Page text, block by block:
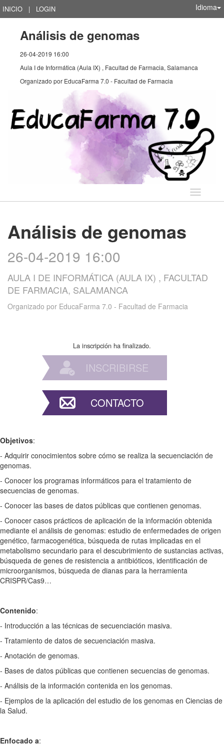
INICIO | LOGIN Idioma
Análisis de genomas
26-04-2019 16:00
Aula I de Informática (Aula IX) , Facultad de Farmacia, Salamanca
Organizado por EducaFarma 7.0 - Facultad de Farmacia
Idioma
Análisis de genomas
26-04-2019 16:00
AULA I DE INFORMÁTICA (AULA IX) , FACULTAD
DE FARMACIA, SALAMANCA
Organizado por EducaFarma 7.0 - Facultad de Farmacia
La inscripción ha finalizado.
INSCRIBIRSE
CONTACTO
Objetivos:
- Adquirir conocimientos sobre cómo se realiza la secuenciación de
genomas.
- Conocer los programas informáticos para el tratamiento de
secuencias de genomas.
- Conocer las bases de datos públicas que contienen genomas.
- Conocer casos prácticos de aplicación de la información obtenida
mediante el análisis de genomas: estudio de enfermedades de origen
genético, farmacogenética, búsqueda de rutas implicadas en el
metabolismo secundario para el descubrimiento de sustancias activas,
búsqueda de genes de resistencia a antibióticos, identificación de
microorganismos, búsqueda de dianas para la herramienta
CRISPR/Cas9…
Contenido:
- Introducción a las técnicas de secuenciación masiva.
- Tratamiento de datos de secuenciación masiva.
- Anotación de genomas.
- Bases de datos públicas que contienen secuencias de genomas.
- Análisis de la información contenida en los genomas.
- Ejemplos de la aplicación del estudio de los genomas en Ciencias de
la Salud.
Enfocado a: